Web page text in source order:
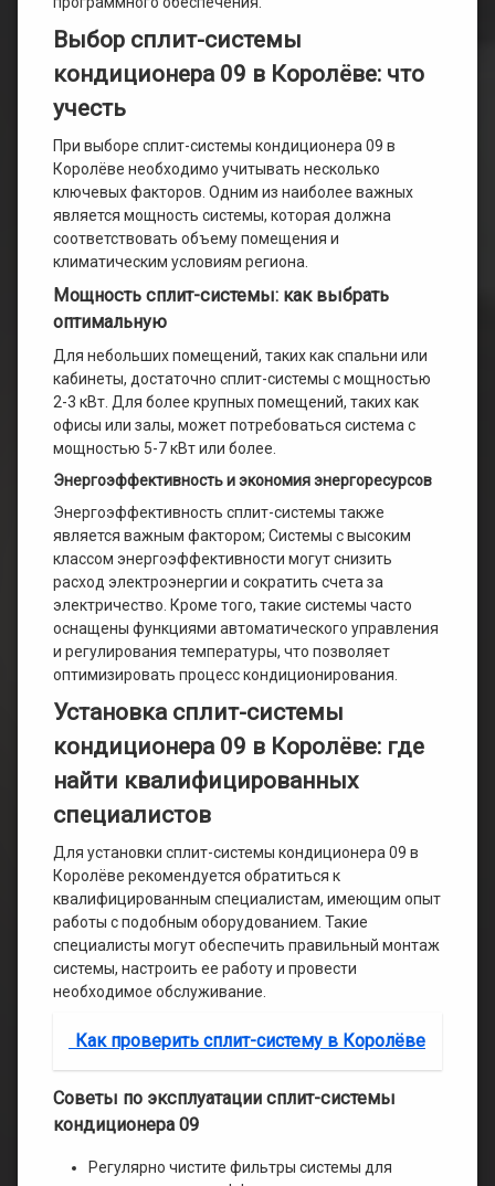
Выбор сплит-системы
кондиционера 09 в Королёве: что
учесть
При выборе сплит-системы кондиционера 09 в
Королёве необходимо учитывать несколько
ключевых факторов. Одним из наиболее важных
является мощность системы, которая должна
соответствовать объему помещения и
климатическим условиям региона.
Мощность сплит-системы: как выбрать
оптимальную
Для небольших помещений, таких как спальни или
кабинеты, достаточно сплит-системы с мощностью
2-3 кВт. Для более крупных помещений, таких как
офисы или залы, может потребоваться система с
мощностью 5-7 кВт или более.
Энергоэффективность и экономия энергоресурсов
Энергоэффективность сплит-системы также
является важным фактором; Системы с высоким
классом энергоэффективности могут снизить
расход электроэнергии и сократить счета за
электричество. Кроме того, такие системы часто
оснащены функциями автоматического управления
и регулирования температуры, что позволяет
оптимизировать процесс кондиционирования.
Установка сплит-системы
кондиционера 09 в Королёве: где
найти квалифицированных
специалистов
Для установки сплит-системы кондиционера 09 в
Королёве рекомендуется обратиться к
квалифицированным специалистам, имеющим опыт
работы с подобным оборудованием. Такие
специалисты могут обеспечить правильный монтаж
системы, настроить ее работу и провести
необходимое обслуживание.
Как проверить сплит-систему в Королёве
Советы по эксплуатации сплит-системы
кондиционера 09
Регулярно чистите фильтры системы для